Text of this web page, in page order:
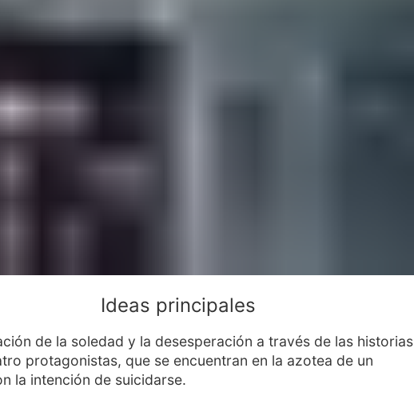
Ideas principales
de la soledad y la desesperación a través de las historias
protagonistas, que se encuentran en la azotea de un
la intención de suicidarse.